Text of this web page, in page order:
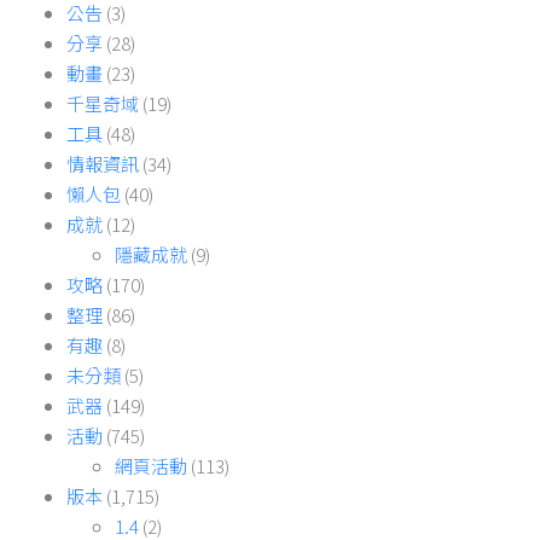
公告 (3)
分享(28)
動畫(23)
千星奇域 (19)
工具(48)
情報資訊(34)
懶人包(40)
成就(12)
隱藏成就(9)
攻略(170)
整理(86)
有趣(8)
未分類(5)
武器(149)
活動 (745)
網頁活動 (113)
版本 (1,715)
1.4(2)